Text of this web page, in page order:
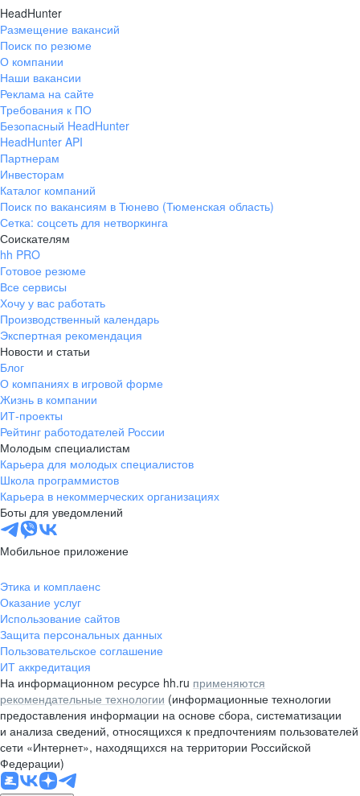
HeadHunter
Размещение вакансий
Поиск по резюме
О компании
Наши вакансии
Реклама на сайте
Требования к ПО
Безопасный HeadHunter
HeadHunter API
Партнерам
Инвесторам
Каталог компаний
Поиск по вакансиям в Тюнево (Тюменская область)
Сетка: соцсеть для нетворкинга
Соискателям
hh PRO
Готовое резюме
Все сервисы
Хочу у вас работать
Производственный календарь
Экспертная рекомендация
Новости и статьи
Блог
О компаниях в игровой форме
Жизнь в компании
ИТ-проекты
Рейтинг работодателей России
Молодым специалистам
Карьера для молодых специалистов
Школа программистов
Карьера в некоммерческих организациях
Боты для уведомлений
Мобильное приложение
Этика и комплаенс
Оказание услуг
Использование сайтов
Защита персональных данных
Пользовательское соглашение
ИТ аккредитация
На информационном ресурсе hh.ru применяются
рекомендательные технологии (информационные технологии
предоставления информации на основе сбора, систематизации
и анализа сведений, относящихся к предпочтениям пользователей
сети «Интернет», находящихся на территории Российской
Федерации)